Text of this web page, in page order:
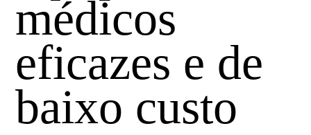
médicos
eficazes e de
baixo custo